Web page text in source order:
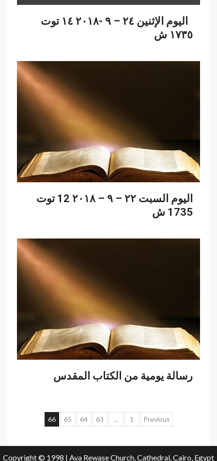
اليوم الإثنين ٢٤ – ٩ -٢٠١٨ ١٤ توت
١٧٣٥ ش
اليوم السبت ٢٢ – ٩ – ٢٠١٨ 12 توت
1735 ش
رسالة يومية من الكتاب المقدس
تصفّح
Previous
1
…
63
64
65
66
Copyright © 1998 | Ava Rewase Church, Cathedral, Cairo, Egypt